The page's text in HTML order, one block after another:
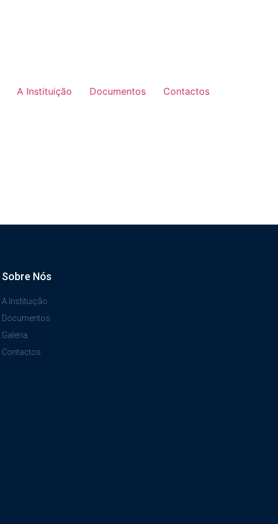
A Instituição Documentos Contactos
Sobre Nós
A Instituição
Documentos
Galeria
Contactos